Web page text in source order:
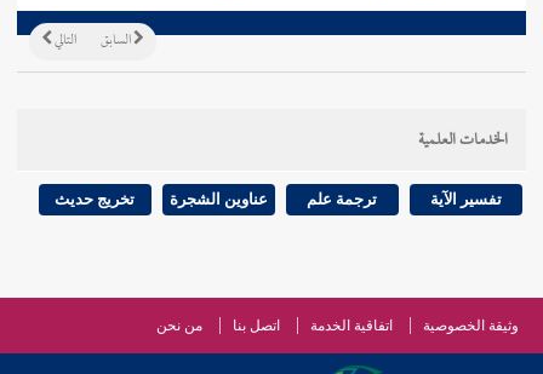
التالي السابق
الخدمات العلمية
تفسير الآية ترجمة علم عناوين الشجرة تخريج حديث
وثيقة الخصوصية اتفاقية الخدمة اتصل بنا من نحن